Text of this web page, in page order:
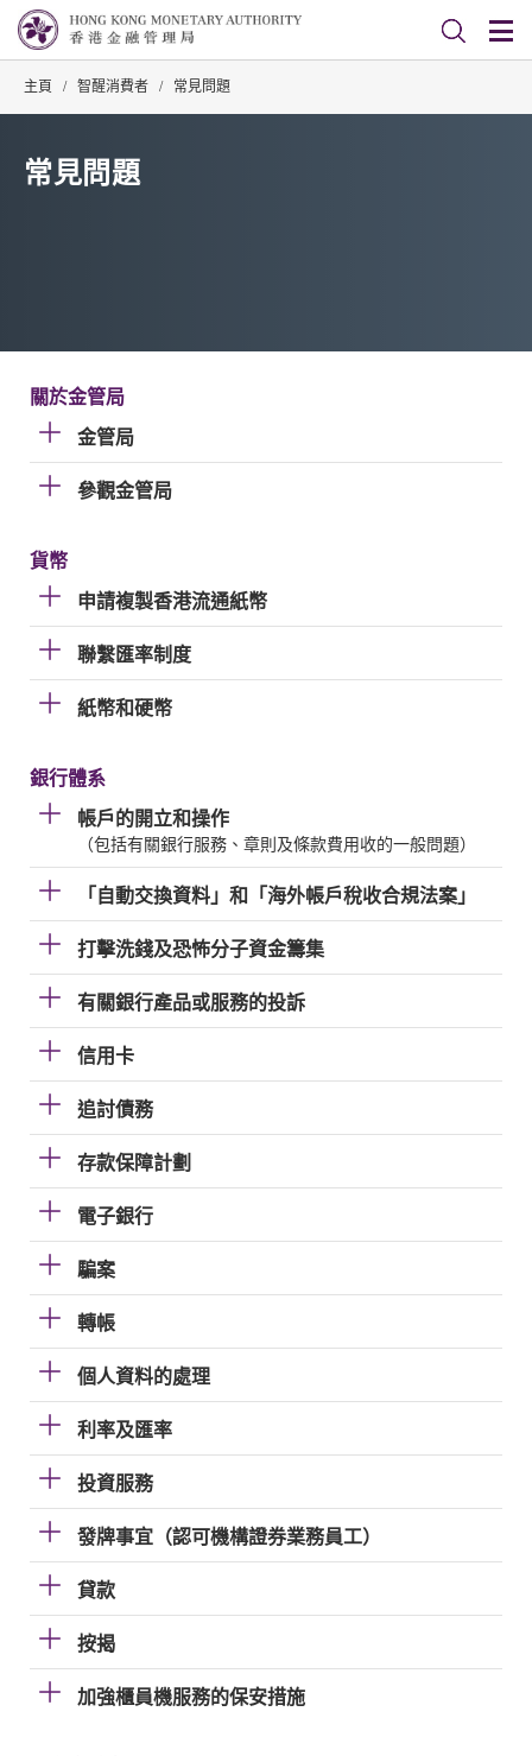
主頁 / 智醒消費者 / 常見問題
常見問題
關於金管局
金管局
參觀金管局
貨幣
申請複製香港流通紙幣
聯繫匯率制度
紙幣和硬幣
銀行體系
帳戶的開立和操作
（包括有關銀行服務、章則及條款費用收的一般問題）
「自動交換資料」和「海外帳戶稅收合規法案」
打擊洗錢及恐怖分子資金籌集
有關銀行產品或服務的投訴
信用卡
追討債務
存款保障計劃
電子銀行
騙案
轉帳
個人資料的處理
利率及匯率
投資服務
發牌事宜（認可機構證券業務員工）
貸款
按揭
加強櫃員機服務的保安措施